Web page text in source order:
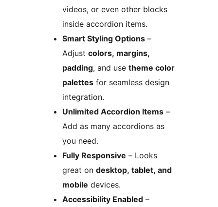
videos, or even other blocks
inside accordion items.
Smart Styling Options –
Adjust colors, margins,
padding, and use theme color
palettes for seamless design
integration.
Unlimited Accordion Items –
Add as many accordions as
you need.
Fully Responsive – Looks
great on desktop, tablet, and
mobile devices.
Accessibility Enabled –